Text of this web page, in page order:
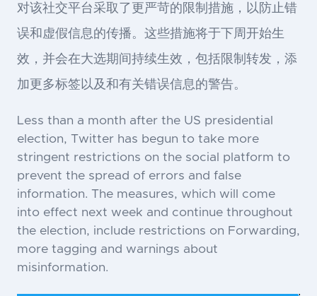
对该社交平台采取了更严苛的限制措施，以防止错
误和虚假信息的传播。这些措施将于下周开始生
效，并会在大选期间持续生效，包括限制转发，添
加更多标签以及和有关错误信息的警告。
Less than a month after the US presidential
election, Twitter has begun to take more
stringent restrictions on the social platform to
prevent the spread of errors and false
information. The measures, which will come
into effect next week and continue throughout
the election, include restrictions on Forwarding,
more tagging and warnings about
misinformation.